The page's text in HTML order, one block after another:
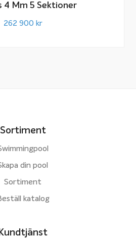
4 Mm 5 Sektioner
262 900 kr
Sortiment
din pool
Sortiment
katalog
Kundtjänst